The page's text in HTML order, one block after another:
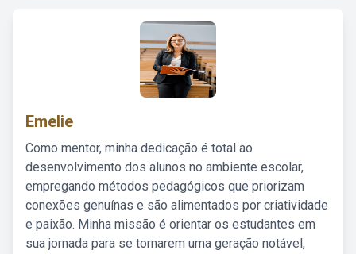
Emelie
Como mentor, minha dedicação é total ao
desenvolvimento dos alunos no ambiente escolar,
empregando métodos pedagógicos que priorizam
conexões genuínas e são alimentados por criatividade
e paixão. Minha missão é orientar os estudantes em
sua jornada para se tornarem uma geração notável,